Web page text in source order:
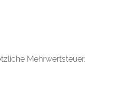
Mehrwertsteuer.